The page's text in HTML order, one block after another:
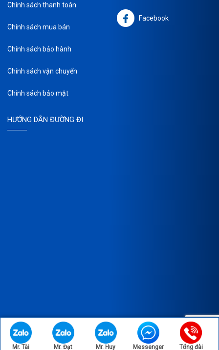
Chính sách thanh toán
Chính sách mua bán
Chính sách bảo hành
Chính sách vận chuyển
Chính sách bảo mật
Facebook
HƯỚNG DẪN ĐƯỜNG ĐI
Copyright © 2023 Bản quyền thuộc về CÔNG TY TNHH XNK SX
TM THÀNH VINH.
Mr. Tài Mr. Đạt Mr. Huy Messenger Tổng đài